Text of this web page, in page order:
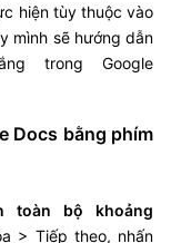
hiện tùy thuộc vào
mình sẽ hướng dẫn
trong Google
Docs bằng phím
toàn bộ khoảng
> Tiếp theo, nhấn